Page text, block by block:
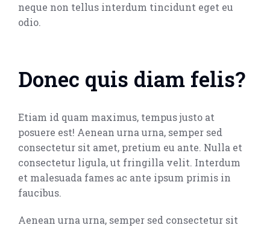
neque non tellus interdum tincidunt eget eu
odio.
Donec quis diam felis?
Etiam id quam maximus, tempus justo at
posuere est! Aenean urna urna, semper sed
consectetur sit amet, pretium eu ante. Nulla et
consectetur ligula, ut fringilla velit. Interdum
et malesuada fames ac ante ipsum primis in
faucibus.
Aenean urna urna, semper sed consectetur sit